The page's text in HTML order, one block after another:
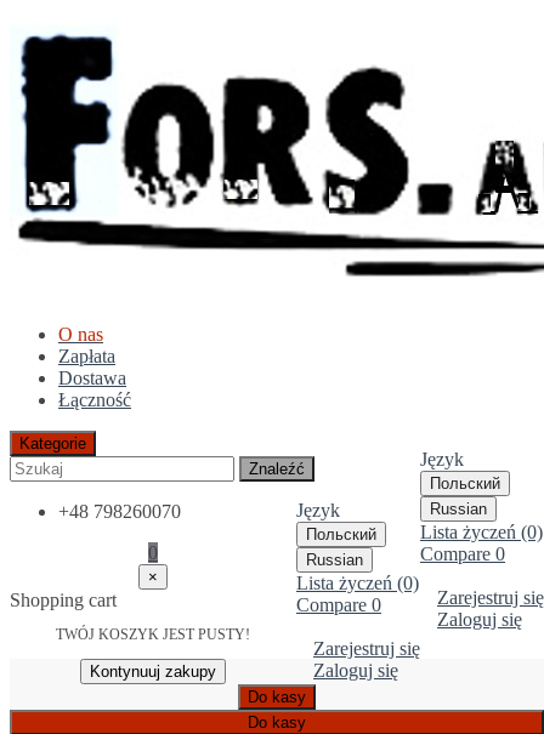
O nas
Zapłata
Dostawa
Łączność
Język
Польский
Russian
Lista życzeń (0)
Compare 0
Zarejestruj się
Zaloguj się
Kategorie
Znaleźć
Język
Польский
Russian
Lista życzeń (0)
Compare 0
Zarejestruj się
Zaloguj się
+48 798260070
0
×
Shopping cart
TWÓJ KOSZYK JEST PUSTY!
Kontynuuj zakupy
Do kasy
Do kasy